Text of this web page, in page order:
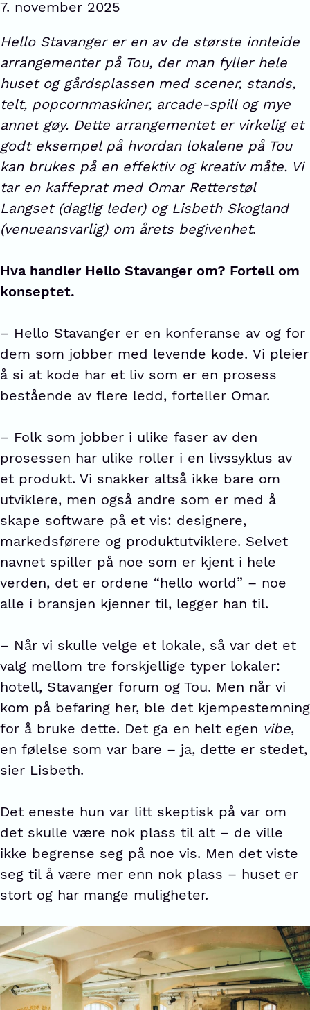
7. november 2025
Hello Stavanger er en av de største innleide
arrangementer på Tou, der man fyller hele
huset og gårdsplassen med scener, stands,
telt, popcornmaskiner, arcade-spill og mye
annet gøy. Dette arrangementet er virkelig et
godt eksempel på hvordan lokalene på Tou
kan brukes på en effektiv og kreativ måte. Vi
tar en kaffeprat med Omar Retterstøl
Langset (daglig leder) og Lisbeth Skogland
(venueansvarlig) om årets begivenhet.
Hva handler Hello Stavanger om? Fortell om
konseptet.
– Hello Stavanger er en konferanse av og for
dem som jobber med levende kode. Vi pleier
å si at kode har et liv som er en prosess
bestående av flere ledd, forteller Omar.
– Folk som jobber i ulike faser av den
prosessen har ulike roller i en livssyklus av
et produkt. Vi snakker altså ikke bare om
utviklere, men også andre som er med å
skape software på et vis: designere,
markedsførere og produktutviklere. Selvet
navnet spiller på noe som er kjent i hele
verden, det er ordene “hello world” – noe
alle i bransjen kjenner til, legger han til.
– Når vi skulle velge et lokale, så var det et
valg mellom tre forskjellige typer lokaler:
hotell, Stavanger forum og Tou. Men når vi
kom på befaring her, ble det kjempestemning
for å bruke dette. Det ga en helt egen vibe,
en følelse som var bare – ja, dette er stedet,
sier Lisbeth.
Det eneste hun var litt skeptisk på var om
det skulle være nok plass til alt – de ville
ikke begrense seg på noe vis. Men det viste
seg til å være mer enn nok plass – huset er
stort og har mange muligheter.